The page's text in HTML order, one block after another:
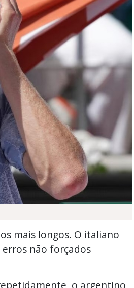
mais longos. O italiano
não forçados
o argentino